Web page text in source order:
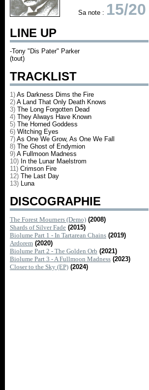
Sa note : 15/20
LINE UP
-Tony "Dis Pater" Parker
(tout)
TRACKLIST
1) As Darkness Dims the Fire
2) A Land That Only Death Knows
3) The Long Forgotten Dead
4) They Always Have Known
5) The Horned Goddess
6) Witching Eyes
7) As One We Grow, As One We Fall
8) The Ghost of Endymion
9) A Fullmoon Madness
10) In the Lunar Maelstrom
11) Crimson Fire
12) The Last Day
13) Luna
DISCOGRAPHIE
The Forest Mourners (Demo) (2008)
Shards of Silver Fade (2015)
Biolume Part 1 - In Tartarean Chains (2019)
Ardorem (2020)
Biolume Part 2 - The Golden Orb (2021)
Biolume Part 3 - A Fullmoon Madness (2023)
Closer to the Sky (EP) (2024)